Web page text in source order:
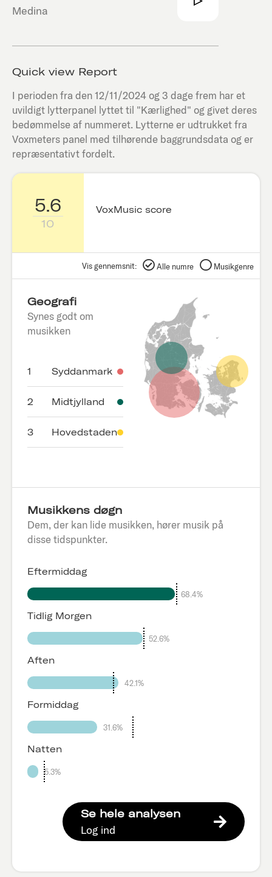
Medina
Quick view Report
I perioden fra den12/11/2024og 3 dage frem har et
uvildigt lytterpanel lyttet til "Kærlighed" og givet deres
bedømmelse af nummeret. Lytterne er udtrukket fra
Voxmeters panel med tilhørende baggrundsdata og er
repræsentativt fordelt.
5.6
10
VoxMusic score
Vis gennemsnit: Alle numre Musikgenre
Geografi
Synes godt om
musikken
1 Syddanmark
2 Midtjylland
3 Hovedstaden
Musikkens døgn
Dem, der kan lide musikken, hører musik på
disse tidspunkter.
Eftermiddag
68.4%
Tidlig Morgen
52.6%
Aften
42.1%
Formiddag
31.6%
Natten
5.3%
Se hele analysen
Log ind